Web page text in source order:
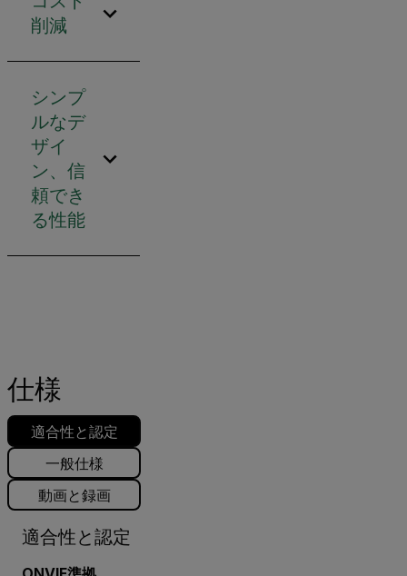
削減
シンプ
ルなデ
ザイ
ン、信
頼でき
る性能
仕様
適合性と認定
一般仕様
動画と録画
適合性と認定